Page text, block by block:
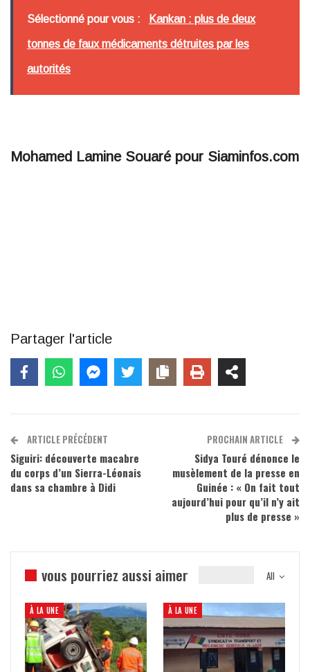
Sélectionné pour vous : Kankan : plus de deux
tonnes de faux médicaments détruites par les
autorités
Mohamed Lamine Souaré pour Siaminfos.com
Partager l'article
ARTICLE PRÉCÉDENT
Siguiri: découverte macabre
du corps d’un Sierra-Léonais
dans sa chambre à Didi
PROCHAIN ARTICLE
Sidya Touré dénonce le
musèlement de la presse en
Guinée : « On fait tout
aujourd’hui pour qu’il n’y ait
plus de presse »
All
vous pourriez aussi aimer
À LA UNE À LA UNE